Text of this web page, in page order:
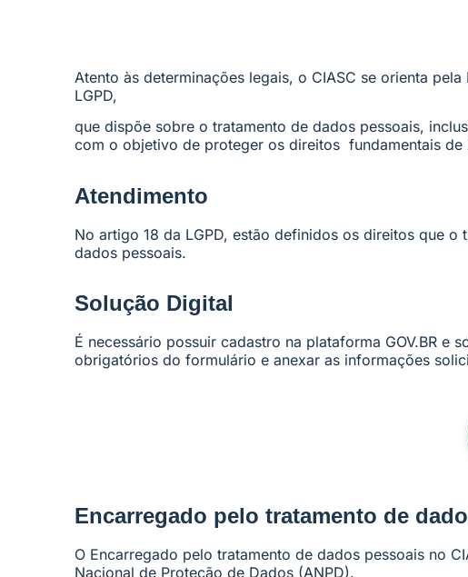
Atento às determinações legais, o CIASC se orienta
LGPD,
que dispõe sobre o tratamento de dados pessoais,
com o objetivo de proteger os direitos fundamentais
Atendimento
No artigo 18 da LGPD, estão definidos os direitos que
dados pessoais.
Solução Digital
É necessário possuir cadastro na plataforma GOV.BR
obrigatórios do formulário e anexar as informações
Encarregado pelo tratamento de
O Encarregado pelo tratamento de dados pessoais no
Nacional de Proteção de Dados (ANPD).